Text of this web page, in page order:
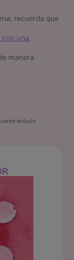
recuerda que
una
manera
artículo